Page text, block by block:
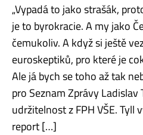
„Vypadá to jako strašák,
je to byrokracie. A my jako
čemukoliv. A když si ještě
euroskeptiků, pro které je
Ale já bych se toho až tak
pro Seznam Zprávy
udržitelnost z FPH VŠE.
report […]